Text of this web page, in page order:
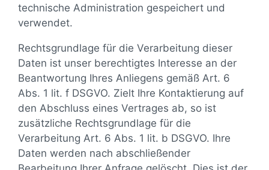
technische Administration gespeichert und
verwendet.
Rechtsgrundlage für die Verarbeitung dieser
Daten ist unser berechtigtes Interesse an der
Beantwortung Ihres Anliegens gemäß Art. 6
Abs. 1 lit. f DSGVO. Zielt Ihre Kontaktierung auf
den Abschluss eines Vertrages ab, so ist
zusätzliche Rechtsgrundlage für die
Verarbeitung Art. 6 Abs. 1 lit. b DSGVO. Ihre
Daten werden nach abschließender